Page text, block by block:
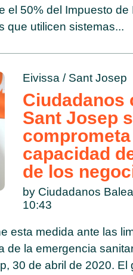
el 50% del Impuesto
que utilicen sistemas...
Eivissa / Sant Josep
Ciudadanos
Sant Josep
capacidad
de los
by Ciudadanos
10:43
esta medida ante las
de la emergencia
30 de abril de 2020. El